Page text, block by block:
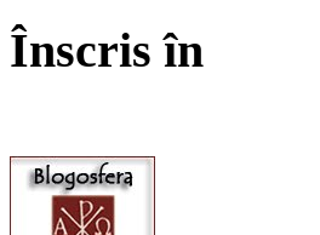
Înscris în